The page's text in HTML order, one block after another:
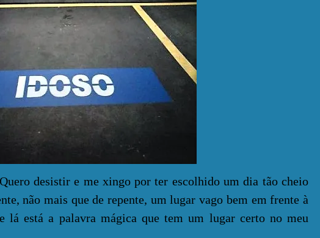
desistir e me xingo por ter escolhido um dia tão cheio
não mais que de repente, um lugar vago bem em frente à
lá está a palavra mágica que tem um lugar certo no meu